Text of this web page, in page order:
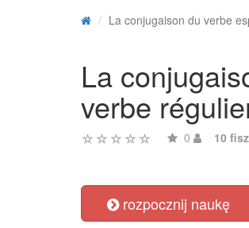
La conjugaison du verbe
La
verbe
0 10
rozpocznij naukę